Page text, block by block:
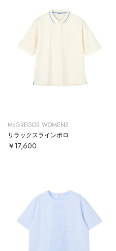
McGREGOR WOMENS
リラックスラインポロ
￥17,600